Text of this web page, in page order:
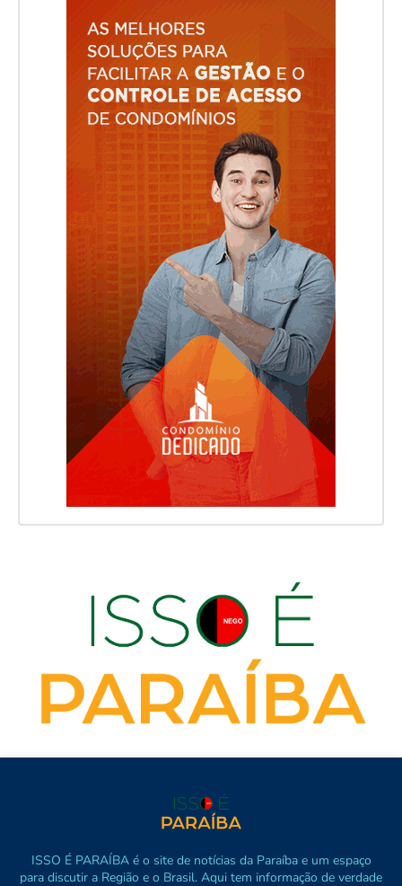
ISSO É PARAÍBA é o site de notícias da Paraíba e um espaço
para discutir a Região e o Brasil. Aqui tem informação de verdade